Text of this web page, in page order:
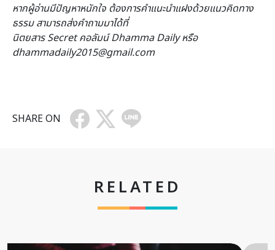
หากผู้อ่านมีปัญหาหนักใจ ต้องการคำแนะนำแฝงด้วยแนวคิดทาง
ธรรม สามารถส่งคำถามมาได้ที่
นิตยสาร Secret คอลัมน์ Dhamma Daily หรือ
dhammadaily2015@gmail.com
SHARE ON
RELATED